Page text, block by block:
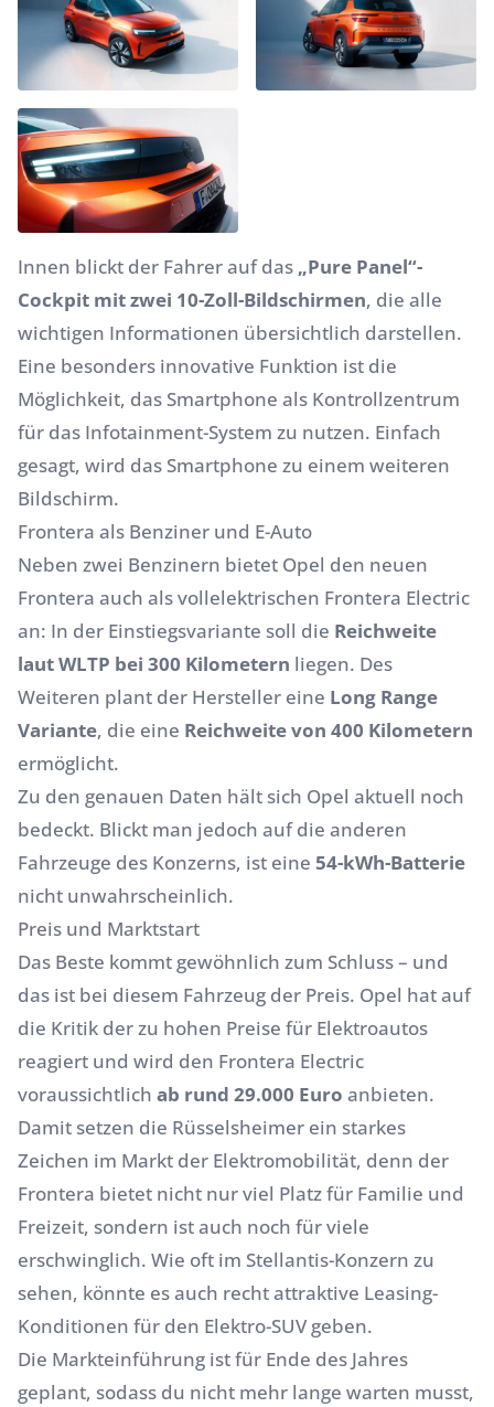
Innen blickt der Fahrer auf das „Pure Panel“-
Cockpit mit zwei 10-Zoll-Bildschirmen, die alle
wichtigen Informationen übersichtlich darstellen.
Eine besonders innovative Funktion ist die
Möglichkeit, das Smartphone als Kontrollzentrum
für das Infotainment-System zu nutzen. Einfach
gesagt, wird das Smartphone zu einem weiteren
Bildschirm.
Frontera als Benziner und E-Auto
Neben zwei Benzinern bietet Opel den neuen
Frontera auch als vollelektrischen Frontera Electric
an: In der Einstiegsvariante soll die Reichweite
laut WLTP bei 300 Kilometern liegen. Des
Weiteren plant der Hersteller eine Long Range
Variante, die eine Reichweite von 400 Kilometern
ermöglicht.
Zu den genauen Daten hält sich Opel aktuell noch
bedeckt. Blickt man jedoch auf die anderen
Fahrzeuge des Konzerns, ist eine 54-kWh-Batterie
nicht unwahrscheinlich.
Preis und Marktstart
Das Beste kommt gewöhnlich zum Schluss – und
das ist bei diesem Fahrzeug der Preis. Opel hat auf
die Kritik der zu hohen Preise für Elektroautos
reagiert und wird den Frontera Electric
voraussichtlich ab rund 29.000 Euro anbieten.
Damit setzen die Rüsselsheimer ein starkes
Zeichen im Markt der Elektromobilität, denn der
Frontera bietet nicht nur viel Platz für Familie und
Freizeit, sondern ist auch noch für viele
erschwinglich. Wie oft im Stellantis-Konzern zu
sehen, könnte es auch recht attraktive Leasing-
Konditionen für den Elektro-SUV geben.
Die Markteinführung ist für Ende des Jahres
geplant, sodass du nicht mehr lange warten musst,